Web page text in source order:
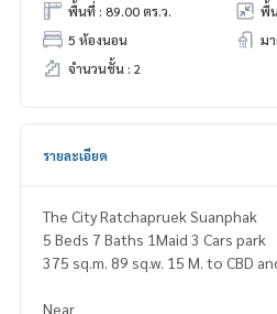
พื้นที่ : 89.00 ตร.ว.
พื้
5 ห้องนอน
ม
จำนวนชั้น : 2
รายละเอียด
The City Ratchapruek Suanphak
5 Beds 7 Baths 1Maid 3 Cars park
375 sq.m. 89 sq.w. 15 M. to CBD
Near